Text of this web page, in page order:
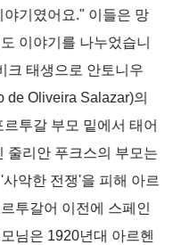
기였어요." 이들은 망
이야기를 나누었습니
크 태생으로 안토니우
de Oliveira Salazar)의
투갈 부모 밑에서 태어
줄리안 푸크스의 부모는
악한 전쟁'을 피해 아르
투갈어 이전에 스페인
님은 1920년대 아르헨